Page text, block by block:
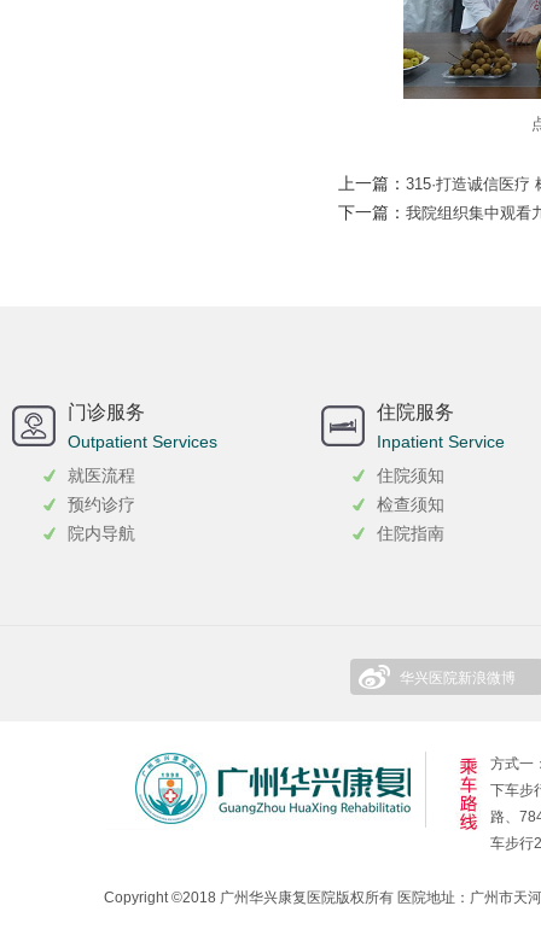
上一篇： 315·打造诚信医疗
下一篇： 我院组织集中观看
门诊服务
Outpatient Services
就医流程
预约诊疗
院内导航
住院服务
Inpatient Service
住院须知
检查须知
住院指南
华兴医院新浪微博
方式一
下车步
路、
车步行
Copyright ©2018 广州华兴康复医院版权所有 医院地址：广州市天